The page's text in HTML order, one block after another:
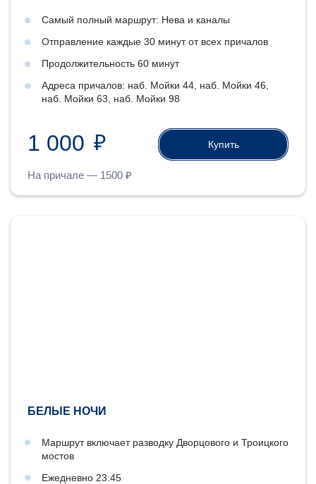
Самый полный маршрут: Нева и каналы
Отправление каждые 30 минут от всех причалов
Продолжительность 60 минут
Адреса причалов: наб. Мойки 44, наб. Мойки 46,
наб. Мойки 63, наб. Мойки 98
1 000 ₽ Купить
На причале — 1500 ₽
БЕЛЫЕ НОЧИ
Маршрут включает разводку Дворцового и Троицкого
мостов
Ежедневно 23:45